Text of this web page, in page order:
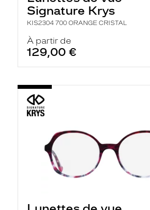
Signature Krys
KIS2304 700 ORANGE CRISTAL
À partir de
129,00 €